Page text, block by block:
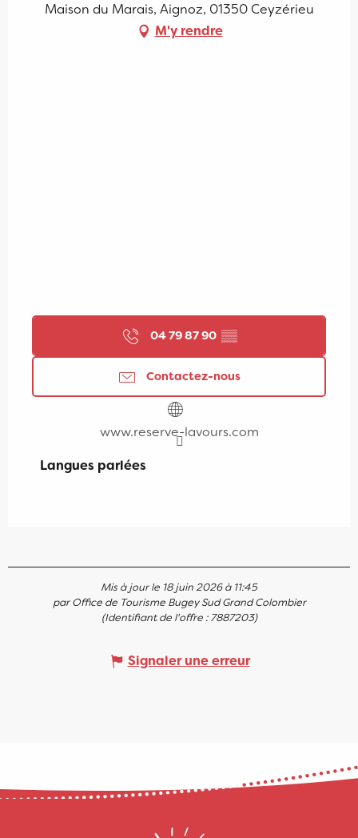
Maison du Marais, Aignoz, 01350 Ceyzérieu
M'y rendre
04 79 87 90 ▒▒
Contactez-nous
www.reserve-lavours.com
Langues parlées
Langues parlées
Mis à jour le 18 juin 2026 à 11:45
par Office de Tourisme Bugey Sud Grand Colombier
(Identifiant de l'offre :7887203)
Signaler une erreur